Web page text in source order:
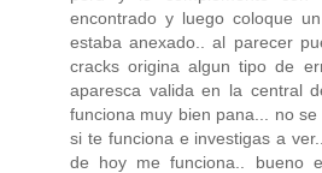
encontrado y luego coloque
estaba anexado.. al parecer
cracks origina algun tipo de
aparesca valida en la central
funciona muy bien pana... no
si te funciona e investigas a
de hoy me funciona.. bueno